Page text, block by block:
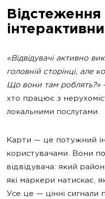
Відстеження
«Відвідувачі активно
головній сторінці, але
Що вони там роблять?»
хто працює з
локальними послугами.
Карти — це потужний
користувачами. Вони
відвідувача: який
які маркери натискає,
Усе це — цінні сигнали